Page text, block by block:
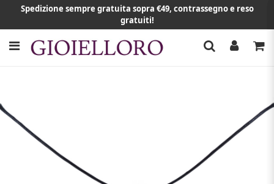
Spedizione sempre gratuita sopra €49, contrassegno e reso
gratuiti!